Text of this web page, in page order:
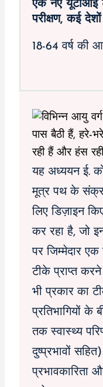
एक नए यूटीआई
परीक्षण, कई
18-64 वर्ष की
यह अध्ययन ई.
मूत्र पथ के
लिए डिज़ाइन
कर रहा है, जो
पर जिम्मेदार
टीके प्राप्त
भी प्रकार का
प्रतिभागियों के
तक स्वास्थ्य
दुष्प्रभावों
प्रभावकारिता